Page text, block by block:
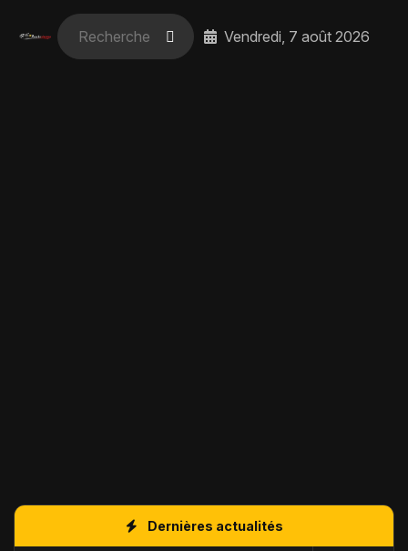
Vendredi, 7 août 2026
Dernières actualités